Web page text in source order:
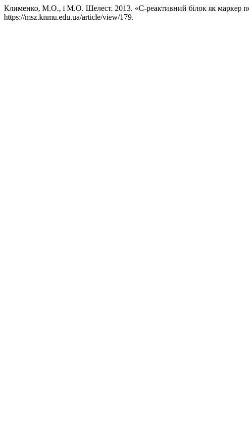
Клименко, М.О., і М.О. Шелест. 2013. «С-реактивний білок як маркер
https://msz.knmu.edu.ua/article/view/179.